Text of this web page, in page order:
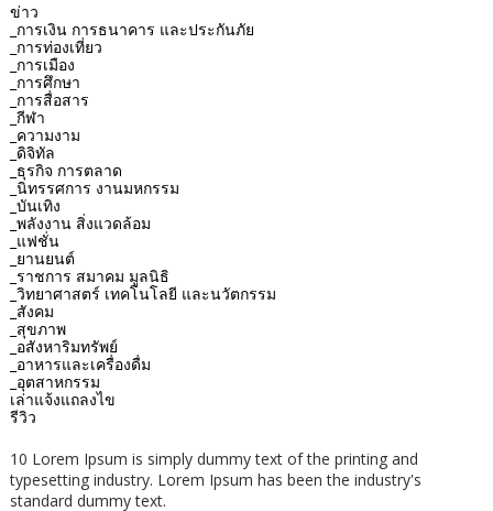
ข่าว
_การเงิน การธนาคาร และประกันภัย
_การท่องเที่ยว
_การเมือง
_การศึกษา
_การสื่อสาร
_กีฬา
_ความงาม
_ดิจิทัล
_ธุรกิจ การตลาด
_นิทรรศการ งานมหกรรม
_บันเทิง
_พลังงาน สิ่งแวดล้อม
_แฟชั่น
_ยานยนต์
_ราชการ สมาคม มูลนิธิ
_วิทยาศาสตร์ เทคโนโลยี และนวัตกรรม
_สังคม
_สุขภาพ
_อสังหาริมทรัพย์
_อาหารและเครื่องดื่ม
_อุตสาหกรรม
เล่าแจ้งแถลงไข
รีวิว
10 Lorem Ipsum is simply dummy text of the printing and
typesetting industry. Lorem Ipsum has been the industry's
standard dummy text.